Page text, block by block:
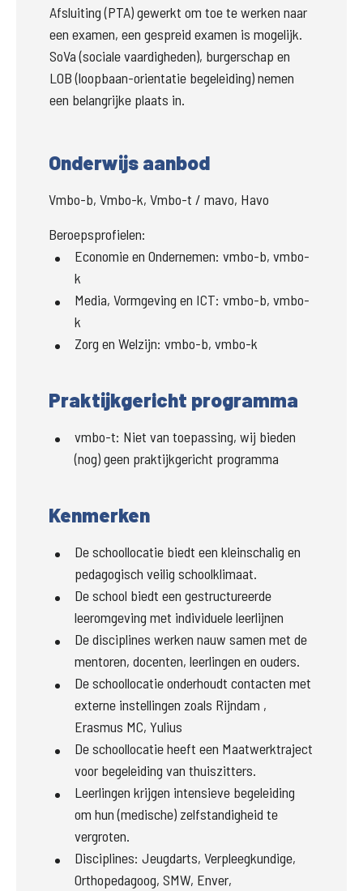
Afsluiting (PTA) gewerkt om toe te werken naar
SoVa (sociale vaardigheden), burgerschap en
LOB (loopbaan-orientatie begeleiding) nemen
een belangrijke plaats in.
Onderwijs aanbod
Vmbo-b, Vmbo-k, Vmbo-t / mavo, Havo
Beroepsprofielen:
Economie en Ondernemen: vmbo-b, vmbo-
k
Media, Vormgeving en ICT: vmbo-b, vmbo-
k
Zorg en Welzijn: vmbo-b, vmbo-k
Praktijkgericht programma
vmbo-t: Niet van toepassing, wij bieden
(nog) geen praktijkgericht programma
Kenmerken
De schoollocatie biedt een kleinschalig en
pedagogisch veilig schoolklimaat.
De school biedt een gestructureerde
leeromgeving met individuele leerlijnen
De disciplines werken nauw samen met de
mentoren, docenten, leerlingen en ouders.
De schoollocatie onderhoudt contacten met
externe instellingen zoals Rijndam ,
Erasmus MC, Yulius
De schoollocatie heeft een Maatwerktraject
voor begeleiding van thuiszitters.
Leerlingen krijgen intensieve begeleiding
om hun (medische) zelfstandigheid te
vergroten.
Disciplines: Jeugdarts, Verpleegkundige,
Orthopedagoog, SMW, Enver,